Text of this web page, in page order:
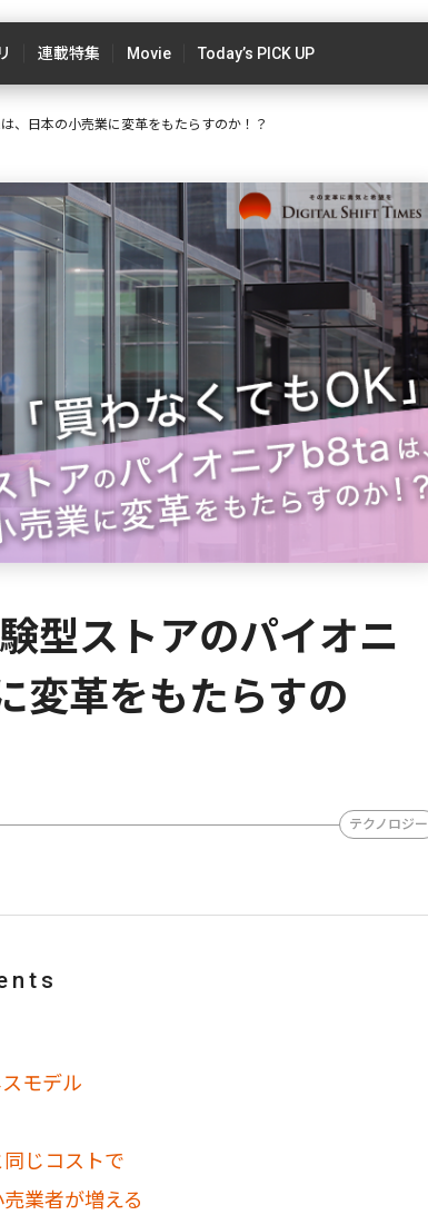
連載特集 Movie Today’s PICK UP
、日本の小売業に変革をもたらすのか！？
型ストアのパイオニ
変革をもたらすの
テクノロジー
モデル
じコストで
業者が増える